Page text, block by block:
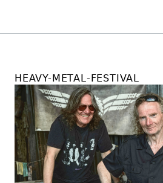
HEAVY-METAL-FESTIVAL